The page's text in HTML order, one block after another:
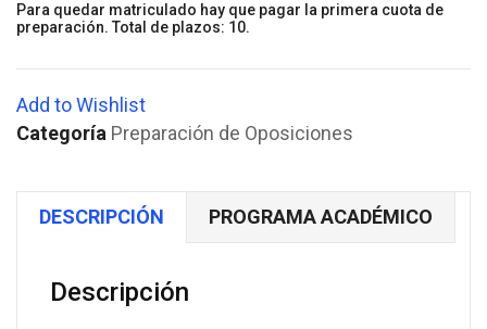
Para quedar matriculado hay que pagar la primera cuota de
preparación. Total de plazos: 10.
Add to Wishlist
Categoría Preparación de Oposiciones
DESCRIPCIÓN PROGRAMA ACADÉMICO
Descripción